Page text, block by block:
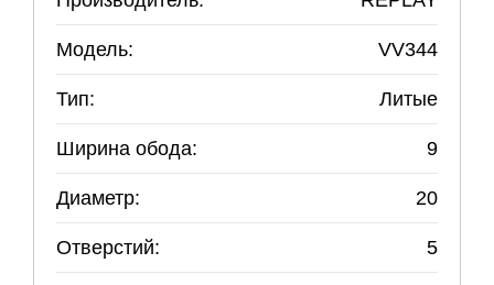
Модель: VV344
Тип: Литые
Ширина обода: 9
Диаметр: 20
Отверстий: 5